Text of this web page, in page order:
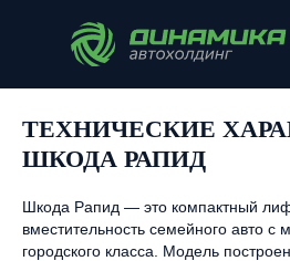
ТЕХНИЧЕСКИЕ
ШКОДА РАПИД
Шкода Рапид — это компактный
вместительность семейного авто с
городского класса. Модель